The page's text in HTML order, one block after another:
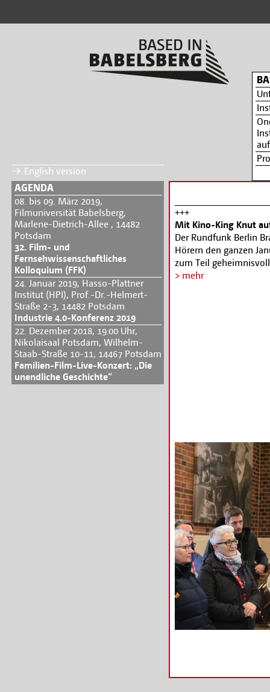
English version
AGENDA
08. bis 09. März 2019,
Filmuniversität Babelsberg,
Marlene-Dietrich-Allee , 14482
Potsdam
32. Film- und
Fernsehwissenschaftliches
Kolloquium (FFK)
24. Januar 2019, Hasso-Plattner
Institut (HPI), Prof.-Dr.-Helmert-
Straße 2-3, 14482 Potsdam
Industrie 4.0-Konferenz 2019
22. Dezember 2018, 19:00 Uhr,
Nikolaisaal Potsdam, Wilhelm-
Staab-Straße 10-11, 14467 Potsdam
Familien-Film-Live-Konzert: „Die
unendliche Geschichte“
+++
Mit Kino-King Knut
Der Rundfunk Berlin
Hörern den ganzen
zum Teil
Besonderheiten zu
auf die kommenden
„Babylon Berlin“,
> mehr